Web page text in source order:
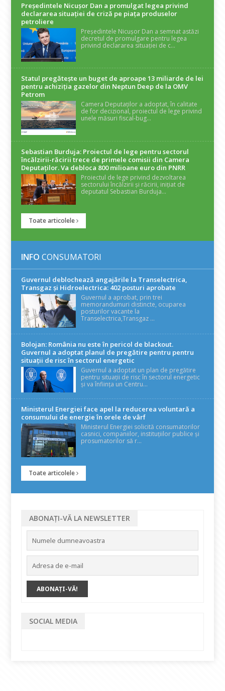
Președintele Nicuşor Dan a promulgat legea privind
declararea situaţiei de criză pe piaţa produselor
petroliere
Președintele Nicușor Dan a semnat astăzi
decretul de promulgare pentru legea
privind declararea situației de c...
Statul pregătește un buget de aproape 13 miliarde de lei
pentru achiziția gazelor din Neptun Deep de la OMV
Petrom
Camera Deputaților a adoptat, în calitate
de for decizional, proiectul de lege privind
unele măsuri fiscal-bug...
Sebastian Burduja: Proiectul de lege pentru sectorul
încălzirii-răcirii trece de primele comisii din Camera
Deputaților. Va debloca 800 milioane euro din PNRR
Proiectul de lege privind dezvoltarea
sectorului încălzirii și răcirii, inițiat de
deputatul Sebastian Burduja...
Toate articolele
INFO CONSUMATORI
Guvernul deblochează angajările la Transelectrica,
Transgaz și Hidroelectrica: 402 posturi aprobate
Guvernul a aprobat, prin trei
memorandumuri distincte, ocuparea
posturilor vacante la
Transelectrica,Transgaz ...
Bolojan: România nu este în pericol de blackout.
Guvernul a adoptat planul de pregătire pentru pentru
situații de risc în sectorul energetic
Guvernul a adoptat un plan de pregătire
pentru situații de risc în sectorul energetic
și va înființa un Centru...
Ministerul Energiei face apel la reducerea voluntară a
consumului de energie în orele de vârf
Ministerul Energiei solicită consumatorilor
casnici, companiilor, instituțiilor publice și
prosumatorilor să r...
Toate articolele
ABONAȚI-VĂ LA NEWSLETTER
SOCIAL MEDIA